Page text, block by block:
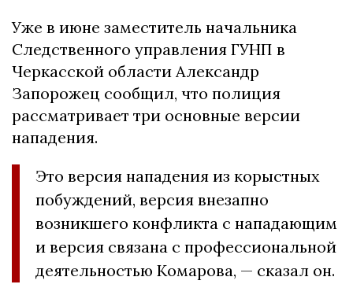
Уже в июне заместитель начальника
Следственного управления ГУНП в
Черкасской области Александр
Запорожец сообщил, что полиция
рассматривает три основные версии
нападения.
Это версия нападения из корыстных
побуждений, версия внезапно
возникшего конфликта с нападающим
и версия связана с профессиональной
деятельностью Комарова, — сказал он.